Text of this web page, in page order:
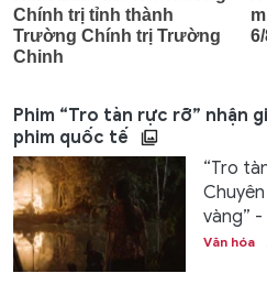
Phim “Tro tàn rực rỡ” nhận
phim quốc tế
“Tro
vàng”
Văn hóa